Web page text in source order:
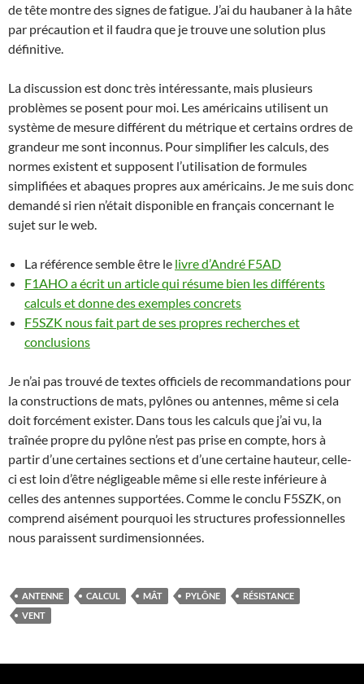
de tête montre des signes de fatigue. J’ai du haubaner à la hâte
par précaution et il faudra que je trouve une solution plus
définitive.
La discussion est donc très intéressante, mais plusieurs
problèmes se posent pour moi. Les américains utilisent un
système de mesure différent du métrique et certains ordres de
grandeur me sont inconnus. Pour simplifier les calculs, des
normes existent et supposent l’utilisation de formules
simplifiées et abaques propres aux américains. Je me suis donc
demandé si rien n’était disponible en français concernant le
sujet sur le web.
La référence semble être le livre d’André F5AD
F1AHO a écrit un article qui résume bien les différents
calculs et donne des exemples concrets
F5SZK nous fait part de ses propres recherches et
conclusions
Je n’ai pas trouvé de textes officiels de recommandations pour
la constructions de mats, pylônes ou antennes, même si cela
doit forcément exister. Dans tous les calculs que j’ai vu, la
traînée propre du pylône n’est pas prise en compte, hors à
partir d’une certaines sections et d’une certaine hauteur, celle-
ci est loin d’être négligeable même si elle reste inférieure à
celles des antennes supportées. Comme le conclu F5SZK, on
comprend aisément pourquoi les structures professionnelles
nous paraissent surdimensionnées.
ANTENNE CALCUL MÂT PYLÔNE
RÉSISTANCE
VENT